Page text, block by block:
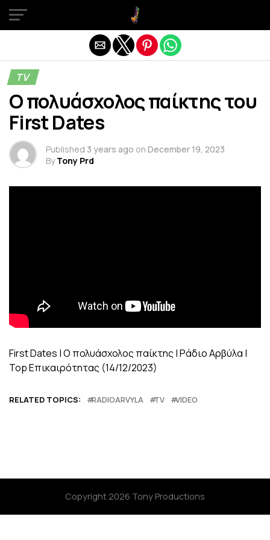
TV
Ο πολυάσχολος παίκτης του
First Dates
Published 3 years ago on December 19, 2023
By Tony Prd
First Dates | Ο πολυάσχολος παίκτης | Ράδιο Αρβύλα |
Top Επικαιρότητας (14/12/2023)
RELATED TOPICS: RADIOARVYLA TV VIDEO
Copyright 2026 Tony Productions
Exit mobile version